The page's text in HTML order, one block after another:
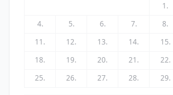
1.
4.
5. 6. 7. 8.
11.
12. 13. 14. 15.
18.
19. 20. 21. 22.
25.
26. 27. 28. 29.